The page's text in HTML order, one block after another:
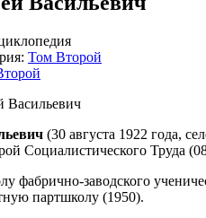
Том Второй
(30 августа 1922 года,
Социалистического Труда
фабрично-заводского
партшколу (1950).